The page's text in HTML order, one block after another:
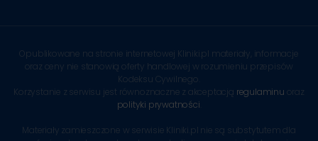
Opublikowane na stronie internetowej Kliniki.pl materiały, informacje
oraz ceny nie stanowią oferty handlowej w rozumieniu przepisów
Kodeksu Cywilnego.
Korzystanie z serwisu jest równoznaczne z akceptacją regulaminu oraz
polityki prywatności
Materiały zamieszczone w serwisie Kliniki.pl nie są substytutem dla